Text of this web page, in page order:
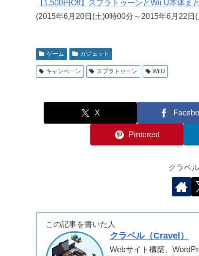
【1,500円Off】スプラトゥーンとWii U本体ま
(2015年6月20日(土)0時00分～2015年6月22
ゲーム ガジェット
キャンペーン スプラトゥーン WiiU
X
Pinterest
クラベ
この記事を書いた人
クラベル（Cravel）
Webサイト構築、